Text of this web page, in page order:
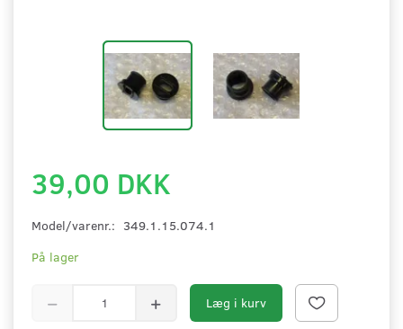
39,00 DKK
Model/varenr.: 349.1.15.074.1
På lager
Læg i kurv